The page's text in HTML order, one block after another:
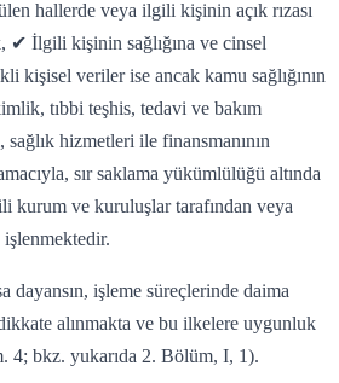
hallerde veya ilgili kişinin açık rızası
✔ İlgili kişinin sağlığına ve cinsel
kişisel veriler ise ancak kamu sağlığının
tıbbi teşhis, tedavi ve bakım
hizmetleri ile finansmanının
sır saklama yükümlülüğü altında
kurum ve kuruluşlar tarafından veya
işlenmektedir.
dayansın, işleme süreçlerinde daima
alınmakta ve bu ilkelere uygunluk
4; bkz. yukarıda 2. Bölüm, I, 1).